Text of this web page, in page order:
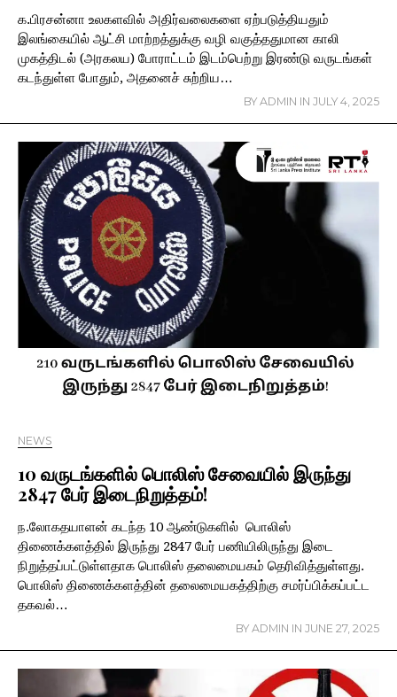
க.பிரசன்னா உலகளவில் அதிர்வலைகளை ஏற்படுத்தியதும்
இலங்கையில் ஆட்சி மாற்றத்துக்கு வழி வகுத்ததுமான காலி
முகத்திடல் (அரகலய) போராட்டம் இடம்பெற்று இரண்டு வருடங்கள்
கடந்துள்ள போதும், அதனைச் சுற்றிய…
BY ADMIN IN JULY 4, 2025
NEWS
10 வருடங்களில் பொலிஸ் சேவையில் இருந்து
2847 பேர் இடைநிறுத்தம்!
ந.லோகதயாளன் கடந்த 10 ஆண்டுகளில் பொலிஸ்
திணைக்களத்தில் இருந்து 2847 பேர் பணியிலிருந்து இடை
நிறுத்தப்பட்டுள்ளதாக பொலிஸ் தலைமையகம் தெரிவித்துள்ளது.
பொலிஸ் திணைக்களத்தின் தலைமையகத்திற்கு சமர்ப்பிக்கப்பட்ட
தகவல்…
BY ADMIN IN JUNE 27, 2025